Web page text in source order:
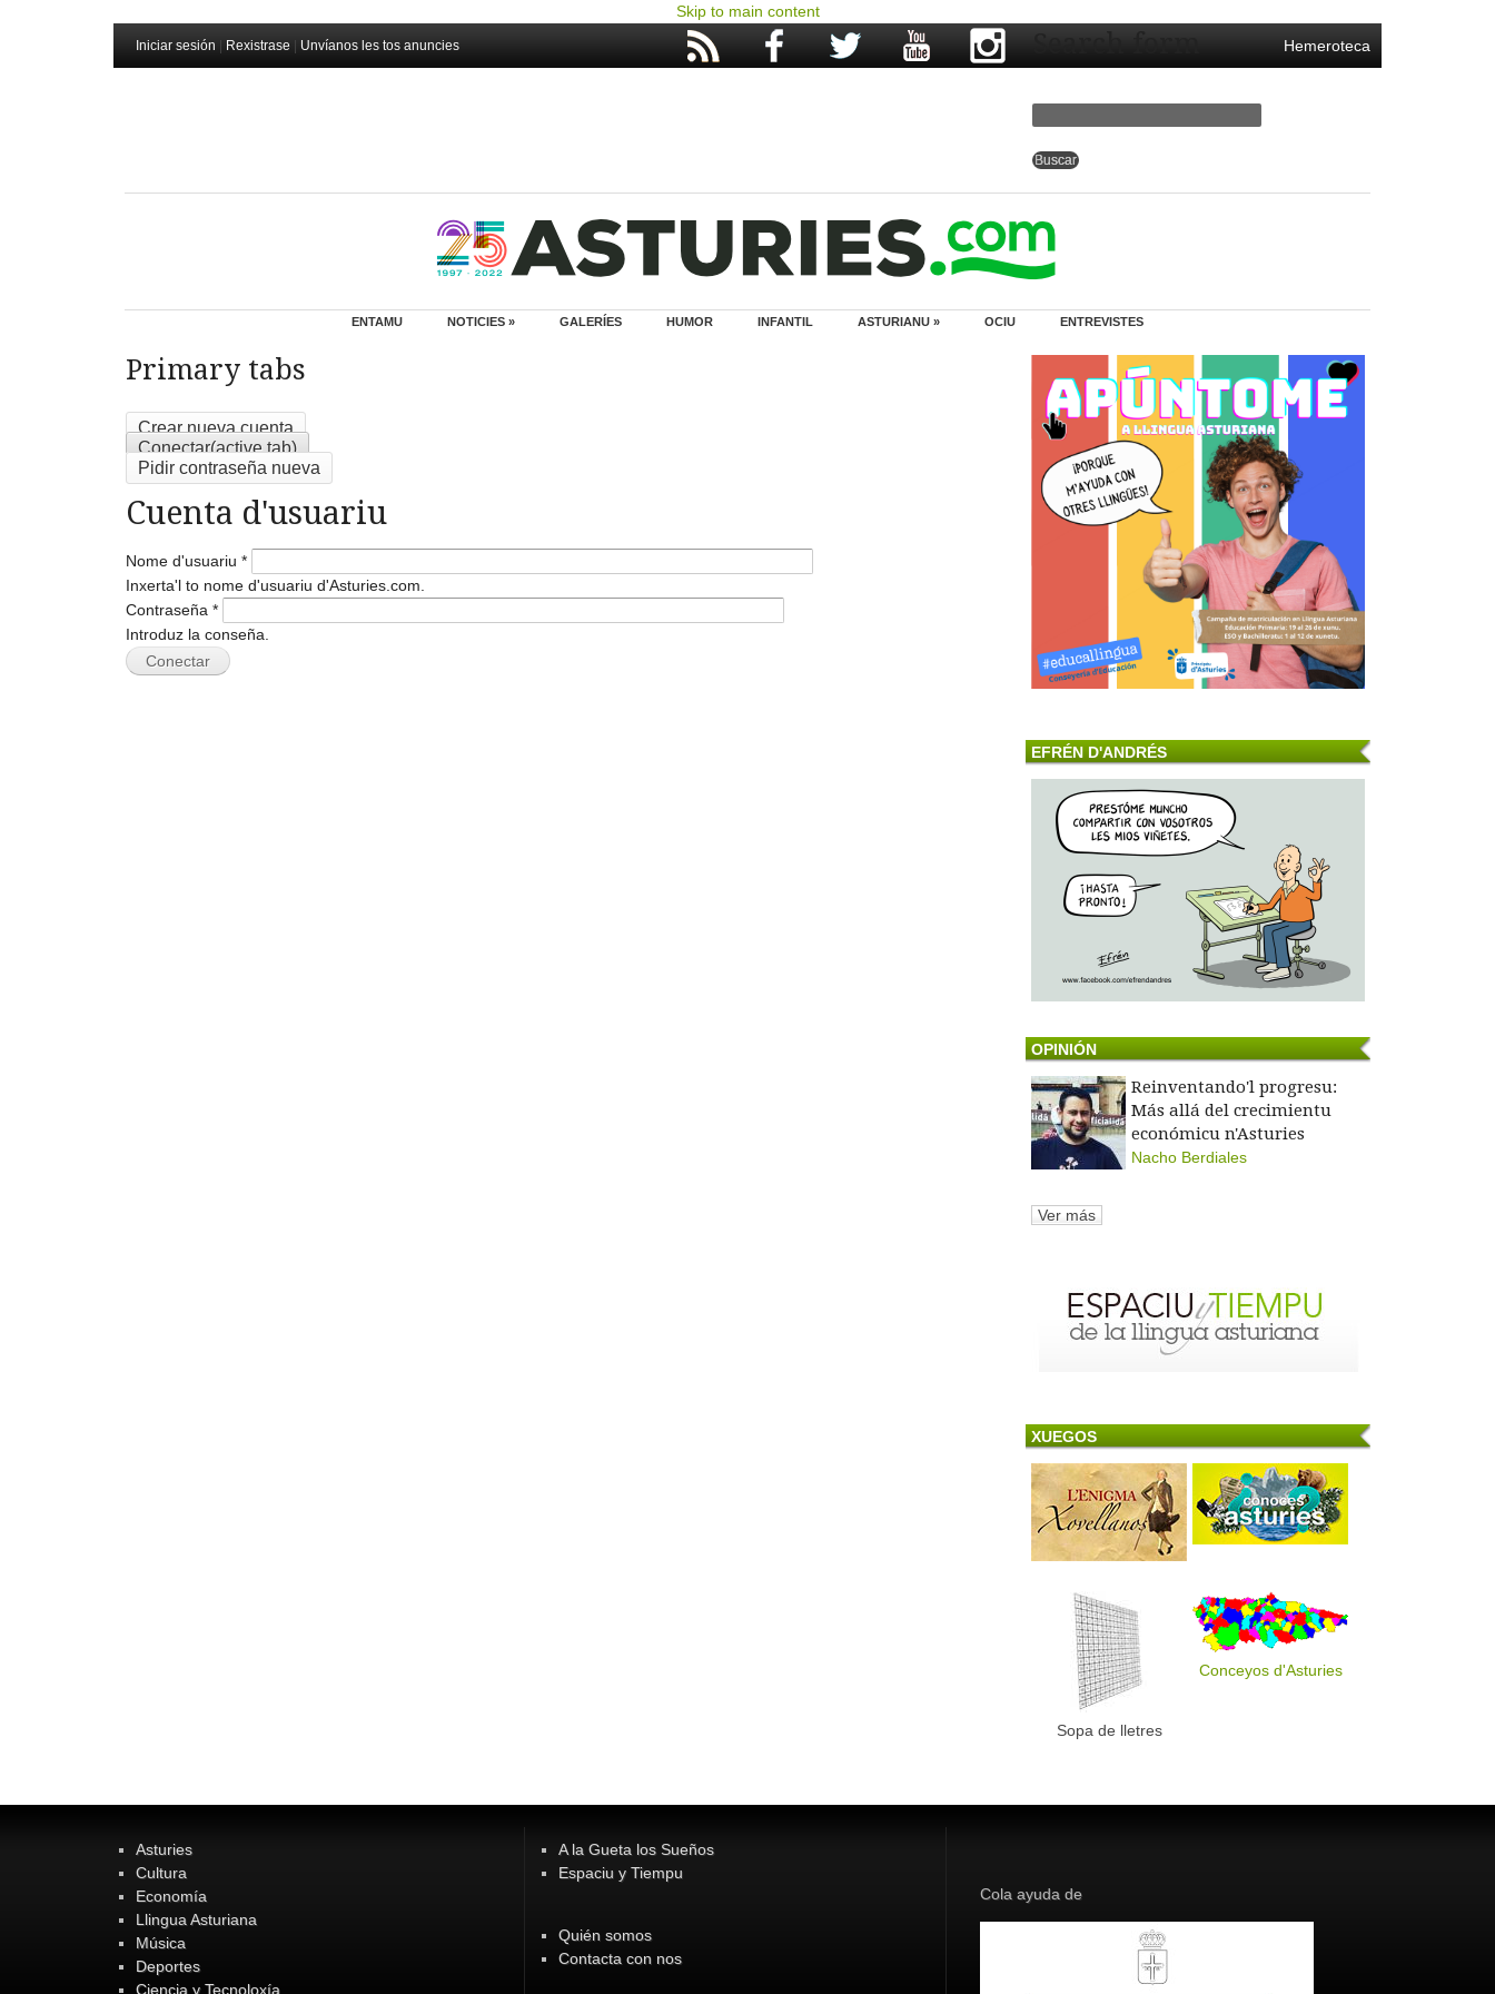
Skip to main content
Iniciar sesión Rexistrase Unvíanos les tos anuncies Hemeroteca
Search form
ENTAMU NOTICIES » GALERÍES HUMOR INFANTIL ASTURIANU » OCIU ENTREVISTES
Primary tabs
Crear nueva cuenta
Conectar(active tab)
Pidir contraseña nueva
Cuenta d'usuariu
Nome d'usuariu *
Inxerta'l to nome d'usuariu d'Asturies.com.
Contraseña *
Introduz la conseña.
EFRÉN D'ANDRÉS
OPINIÓN
Reinventando'l progresu:
Más allá del crecimientu
económicu n'Asturies
Nacho Berdiales
Ver más
XUEGOS
Sopa de lletres
Conceyos d'Asturies
Asturies
Cultura
Economía
Llingua Asturiana
Música
Deportes
Ciencia y Tecnoloxía
A la Gueta los Sueños
Espaciu y Tiempu
Quién somos
Contacta con nos
Cola ayuda de